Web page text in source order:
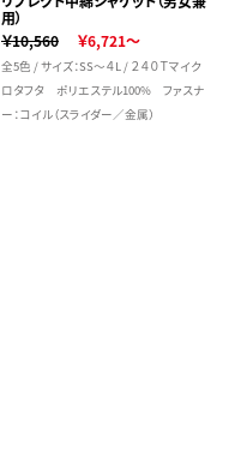
用）
￥10,560
￥6,721～
全5色 / サイズ：SS～４L / ２４０Ｔマイク
ロタフタ ポリエステル100% ファスナ
ー：コイル（スライダー／金属）